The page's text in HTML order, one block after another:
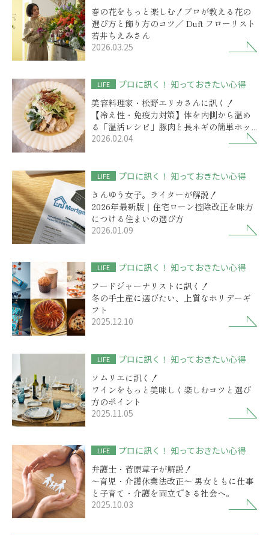
春の花をもっと楽しむ！プロが教える花の
選び方と飾り方のコツ／ Duft フローリスト
若井ちえみさん
2026.03.25
LIFE
プロに訊く！ 知っておきたい心得
美容料理家・松野エリカさんに訊く！
【冷え性・免疫力対策】体を内側から温め
る「温活レシピ」豚肉と長ネギの簡単ホッ
トサラダ
2026.02.04
LIFE
プロに訊く！ 知っておきたい心得
きんゆう女子。ライターが解説！
2026年最新版｜住宅ローン控除改正を味方
につける住まいの選び方
2026.01.09
LIFE
プロに訊く！ 知っておきたい心得
フードジャーナリストに訊く！
冬の手土産に選びたい、上質なホリデーギ
フト
2025.12.10
LIFE
プロに訊く！ 知っておきたい心得
ソムリエに訊く！
ワインをもっと美味しく楽しむコツと選び
方のポイント
2025.11.05
LIFE
プロに訊く！ 知っておきたい心得
弁護士・菅原草子が解説！
～育児・介護休業法改正～ 男女ともに仕事
と子育て・介護を両立できる社会へ。
2025.10.03